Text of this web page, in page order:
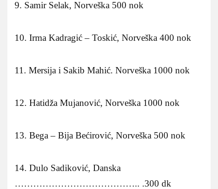
9. Samir Selak, Norveška 500 nok
10. Irma Kadragić – Toskić, Norveška 400 nok
11. Mersija i Sakib Mahić. Norveška 1000 nok
12. Hatidža Mujanović, Norveška 1000 nok
13. Bega – Bija Bećirović, Norveška 500 nok
14. Dulo Sadiković, Danska
………………………………….. .300 dk